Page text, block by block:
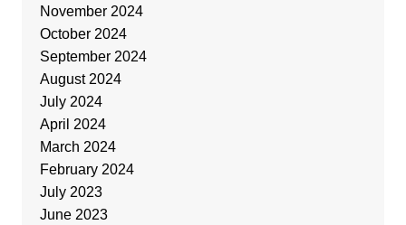
November 2024
October 2024
September 2024
August 2024
July 2024
April 2024
March 2024
February 2024
July 2023
June 2023